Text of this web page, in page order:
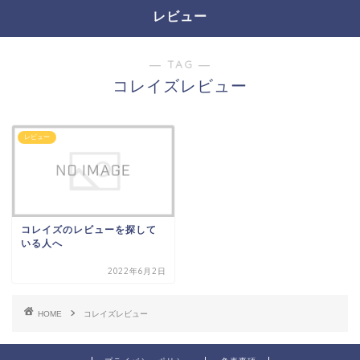
レビュー
― TAG ―
コレイズレビュー
レビュー
コレイズのレビューを探して
いる人へ
2022年6月2日
HOME コレイズレビュー